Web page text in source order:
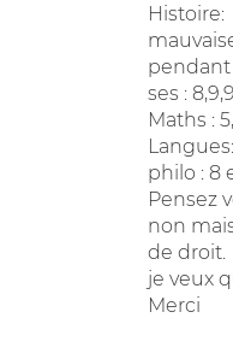
pendant
ses :
Maths :
philo : 8
Pensez
non
de droit.
je veux
Merci